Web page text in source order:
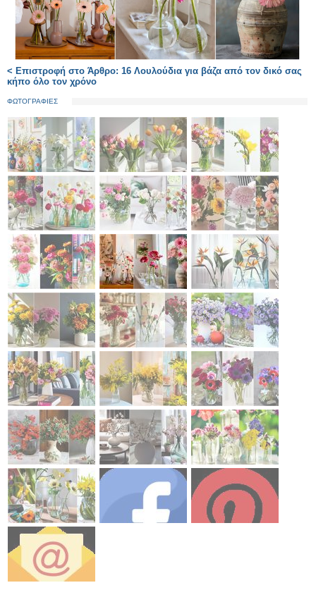
< Επιστροφή στο Άρθρο: 16 Λουλούδια για βάζα από τον δικό σας
κήπο όλο τον χρόνο
ΦΩΤΟΓΡΑΦΙΕΣ